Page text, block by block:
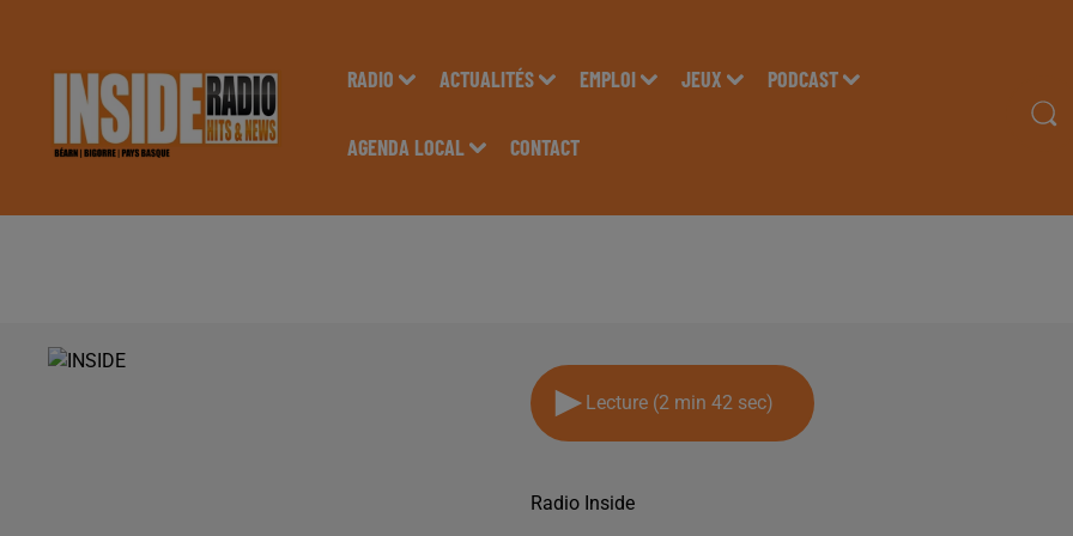
RADIO ACTUALITÉS EMPLOI JEUX PODCAST
AGENDA LOCAL CONTACT
Lecture (2 min 42 sec)
Radio Inside